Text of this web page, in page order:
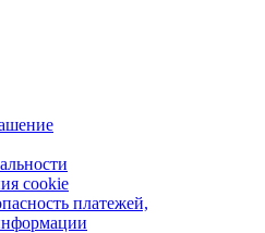
cookie
платежей,